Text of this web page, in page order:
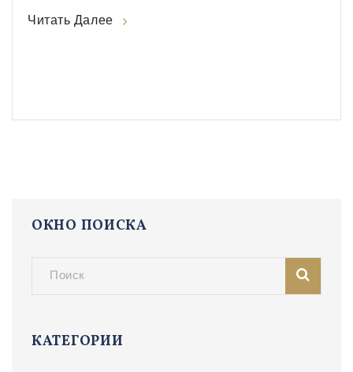
Читать Далее
ОКНО ПОИСКА
КАТЕГОРИИ